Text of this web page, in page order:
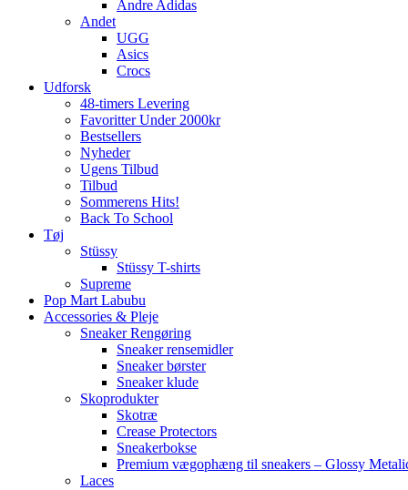
Andre Adidas
Andet
UGG
Asics
Crocs
Udforsk
48-timers Levering
Favoritter Under 2000kr
Bestsellers
Nyheder
Ugens Tilbud
Tilbud
Sommerens Hits!
Back To School
Tøj
Stüssy
Stüssy T-shirts
Supreme
Pop Mart Labubu
Accessories & Pleje
Sneaker Rengøring
Sneaker rensemidler
Sneaker børster
Sneaker klude
Skoprodukter
Skotræ
Crease Protectors
Sneakerbokse
Premium vægophæng til sneakers – Glossy
Laces